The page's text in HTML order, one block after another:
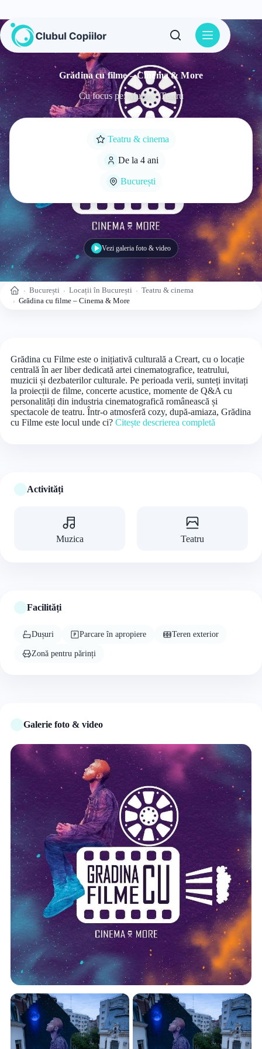
conținut
Grădina cu filme – Cinema & More
Cu focus pe: Muzica, Teatru
Teatru & cinema
De la 4 ani
București
Vezi galeria foto & video
Acasă București Locații în București
Teatru & cinema
Grădina cu filme – Cinema & More
Grădina cu Filme este o inițiativă culturală a Creart, cu o locație
centrală în aer liber dedicată artei cinematografice, teatrului,
muzicii și dezbaterilor culturale. Pe perioada verii, sunteți invitați
la proiecții de filme, concerte acustice, momente de Q&A cu
personalități din industria cinematografică românească și
spectacole de teatru. Într-o atmosferă cozy, după-amiaza, Grădina
cu Filme este locul unde ci? Citește descrierea completă
Activități
Muzica Teatru
Facilități
Dușuri Parcare în apropiere Teren exterior
Zonă pentru părinți
Galerie foto & video